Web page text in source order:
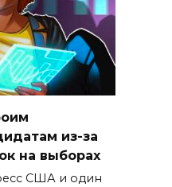
из-за
на выборах
США и один